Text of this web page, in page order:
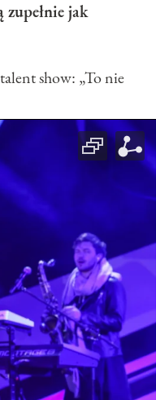
zupełnie jak
show: „To nie